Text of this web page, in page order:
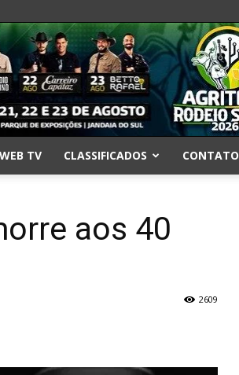
WEB TV CLASSIFICADOS CONTATO
aos 40
2609